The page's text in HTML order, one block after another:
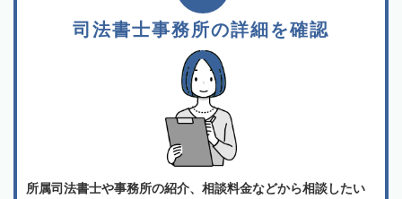
司法書士事務所の詳細を確認
所属司法書士や事務所の紹介、相談料金などから相談したい